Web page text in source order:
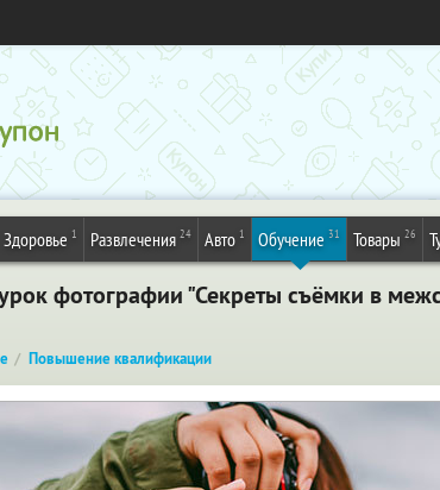
Здоровье 1 Развлечения 24 Авто 1 Обучение 31 Товары 26
фотографии "Секреты съёмки в
Повышение квалификации